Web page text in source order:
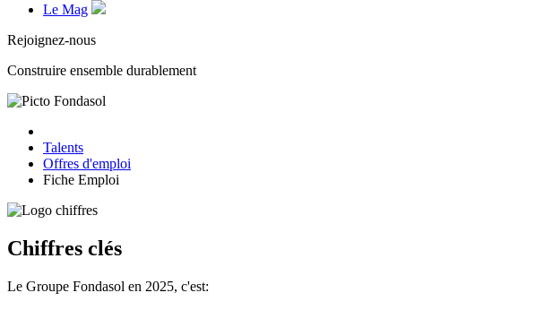
Le Mag
Rejoignez-nous
Construire ensemble durablement
Talents
Offres d'emploi
Fiche Emploi
Chiffres clés
Le Groupe Fondasol en 2025, c'est: